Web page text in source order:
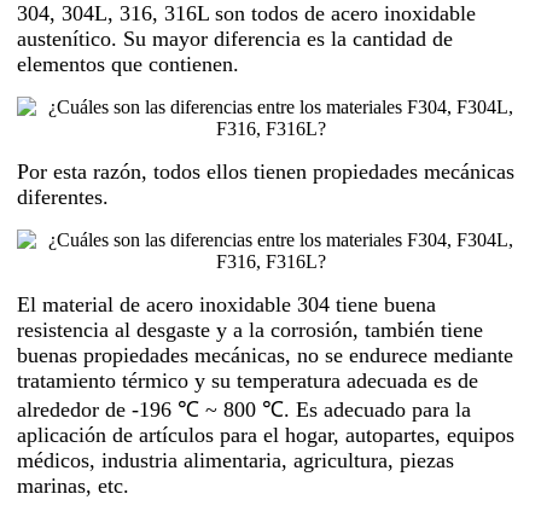
304, 304L, 316, 316L son todos de acero inoxidable
austenítico. Su mayor diferencia es la cantidad de
elementos que contienen.
Por esta razón, todos ellos tienen propiedades mecánicas
diferentes.
El material de acero inoxidable 304 tiene buena
resistencia al desgaste y a la corrosión, también tiene
buenas propiedades mecánicas, no se endurece mediante
tratamiento térmico y su temperatura adecuada es de
alrededor de -196 ℃ ~ 800 ℃. Es adecuado para la
aplicación de artículos para el hogar, autopartes, equipos
médicos, industria alimentaria, agricultura, piezas
marinas, etc.